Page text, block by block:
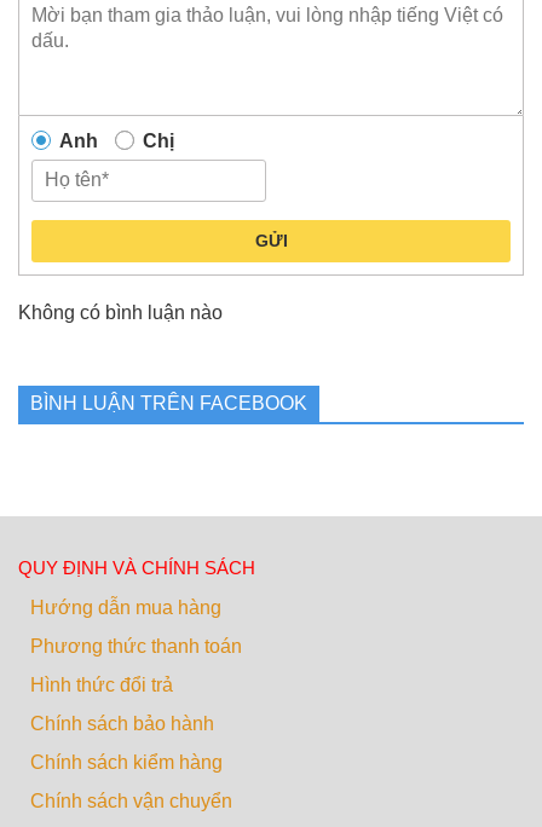
Anh Chị
GỬI
Không có bình luận nào
BÌNH LUẬN TRÊN FACEBOOK
QUY ĐỊNH VÀ CHÍNH SÁCH
Hướng dẫn mua hàng
Phương thức thanh toán
Hình thức đổi trả
Chính sách bảo hành
Chính sách kiểm hàng
Chính sách vận chuyển